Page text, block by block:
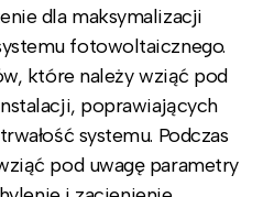
dla maksymalizacji
fotowoltaicznego.
które należy wziąć pod
poprawiających
systemu. Podczas
pod uwagę parametry